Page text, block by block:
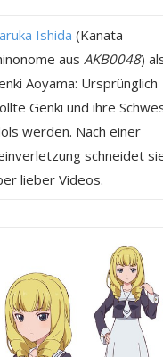
Ishida (Kanata
aus AKB0048)
Aoyama: Ursprünglich
Genki und ihre
werden. Nach einer
schneidet
lieber Videos.